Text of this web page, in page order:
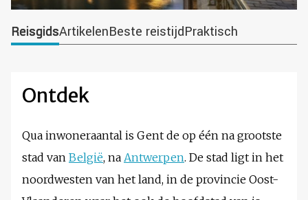
ReisgidsArtikelenBeste reistijdPraktisch
Ontdek
Qua inwoneraantal is Gent de op één na grootste
stad van België, na Antwerpen. De stad ligt in het
noordwesten van het land, in de provincie Oost-